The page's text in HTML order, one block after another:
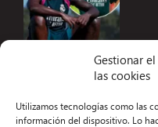
Gestionar
las cookies
Utilizamos tecnologías como las
información del dispositivo. Lo